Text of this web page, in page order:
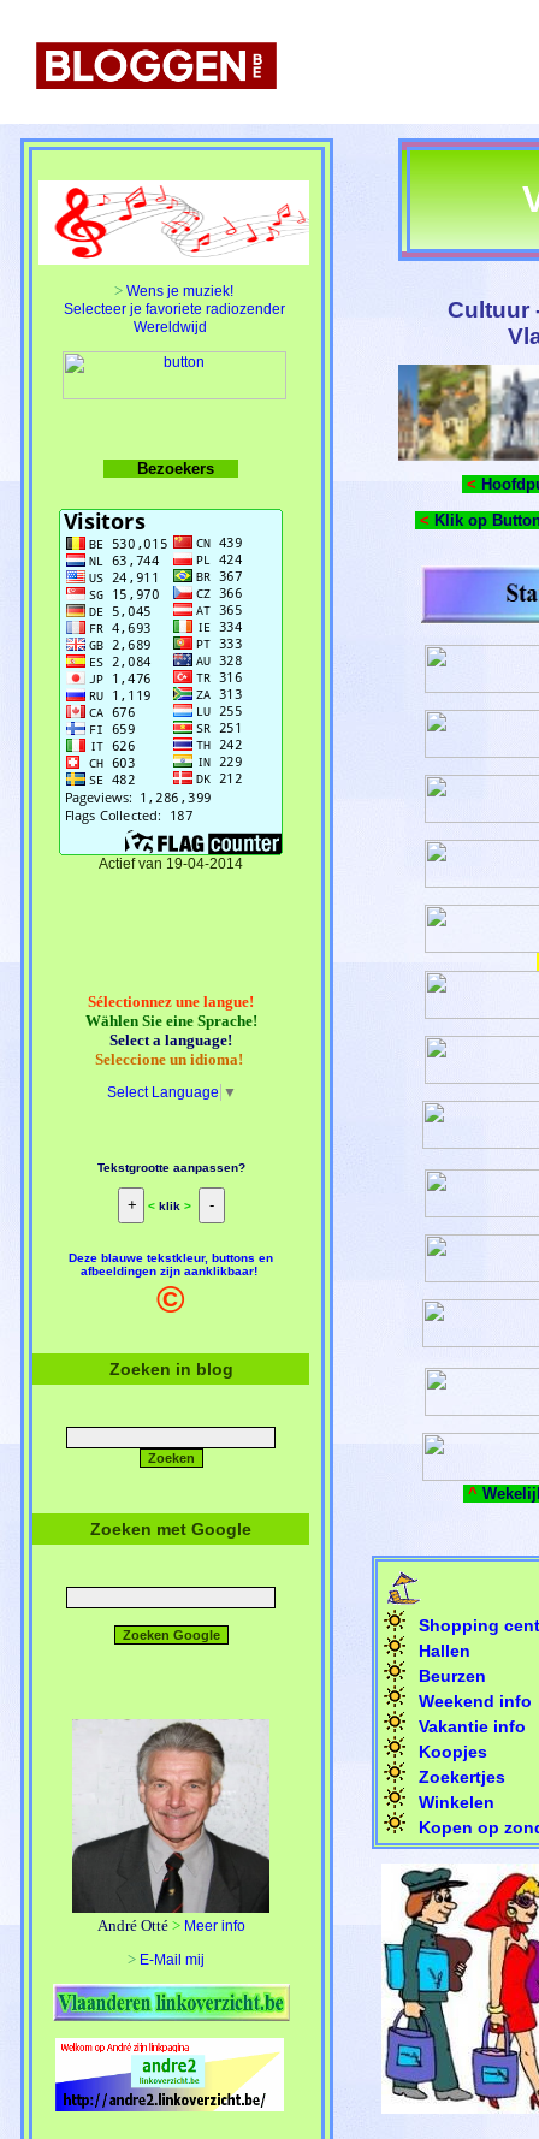
> Wens je muziek!
Selecteer je favoriete radiozender
Wereldwijd
Bezoekers
Actief van 19-04-2014
Sélectionnez une langue!
Wählen Sie eine Sprache!
Select a language!
Seleccione un idioma!
Select Language ▼
Tekstgrootte aanpassen?
< klik>
Deze blauwe tekstkleur, buttons en
afbeeldingen zijn aanklikbaar!
©
Zoeken in blog
Zoeken met Google
André Otté > Meer info
> E-Mail mij
Cultuur
<
< Klik op
^
Shopping
Hallen
Beurzen
Weekend info
Vakantie info
Koopjes
Zoekertjes
Winkelen
Kopen op